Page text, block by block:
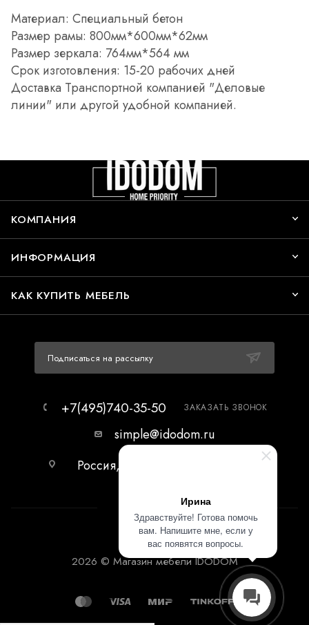
Ирина
Здравствуйте! Готова помочь
вам. Напишите мне, если у
вас появятся вопросы.
Материал: Специальный бетон
Размер рамы: 800мм*600мм*62мм
Размер зеркала: 764мм*564 мм
Срок изготовления: 15-20 рабочих дней
Доставка Транспортной компанией "Деловые
линии" или другой удобной компанией.
КОМПАНИЯ
ИНФОРМАЦИЯ
КАК КУПИТЬ МЕБЕЛЬ
Подписаться на рассылку
+7(495)740-35-50 ЗАКАЗАТЬ ЗВОНОК
simple@idodom.ru
Россия, г.Москва, МЦ Гранд-2,
2026 © Магазин мебели IDODOM